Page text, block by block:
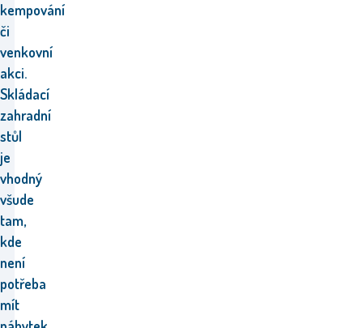
kempování
či
venkovní
akci.
Skládací
zahradní
stůl
je
vhodný
všude
tam,
kde
není
potřeba
mít